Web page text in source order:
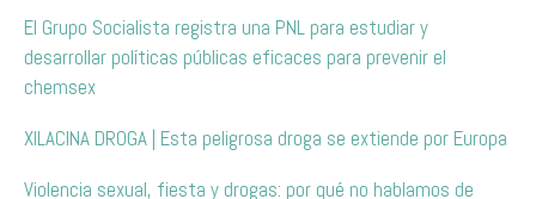
El Grupo Socialista registra una PNL para estudiar y
desarrollar políticas públicas eficaces para prevenir el
chemsex
XILACINA DROGA | Esta peligrosa droga se extiende por Europa
Violencia sexual, fiesta y drogas: por qué no hablamos de